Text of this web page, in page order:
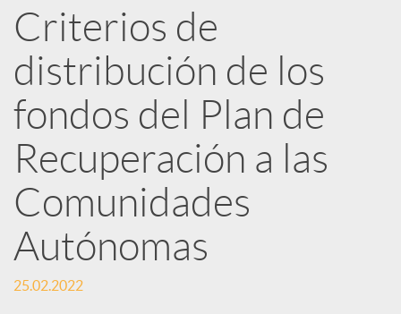
R
e
d
e
s
Criterios de
distribución de los
fondos del Plan de
Recuperación a las
Comunidades
Autónomas
25.02.2022